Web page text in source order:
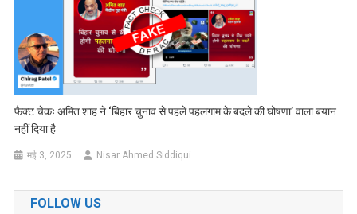
फैक्ट चेकः अमित शाह ने ‘बिहार चुनाव से पहले पहलगाम के बदले की घोषणा’ वाला बयान
नहीं दिया है
मई 3, 2025 Nisar Ahmed Siddiqui
FOLLOW US